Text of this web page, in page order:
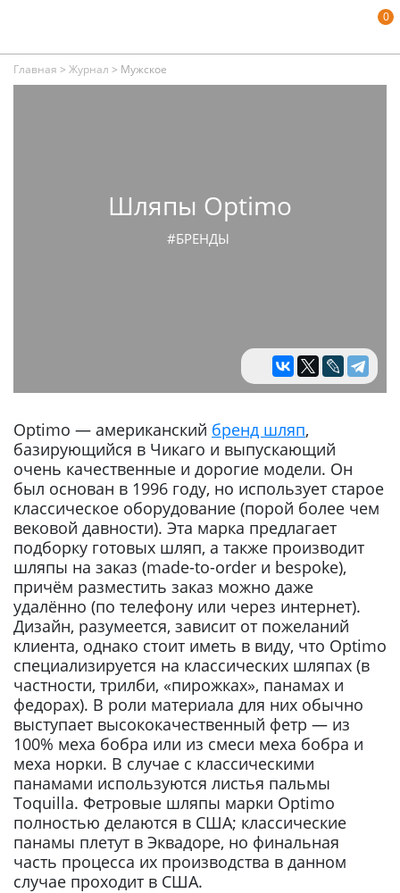
0
Главная > Журнал > Мужское
Шляпы Optimo
#БРЕНДЫ
Optimo — американский бренд шляп,
базирующийся в Чикаго и выпускающий
очень качественные и дорогие модели. Он
был основан в 1996 году, но использует старое
классическое оборудование (порой более чем
вековой давности). Эта марка предлагает
подборку готовых шляп, а также производит
шляпы на заказ (made-to-order и bespoke),
причём разместить заказ можно даже
удалённо (по телефону или через интернет).
Дизайн, разумеется, зависит от пожеланий
клиента, однако стоит иметь в виду, что Optimo
специализируется на классических шляпах (в
частности, трилби, «пирожках», панамах и
федорах). В роли материала для них обычно
выступает высококачественный фетр — из
100% меха бобра или из смеси меха бобра и
меха норки. В случае с классическими
панамами используются листья пальмы
Toquilla. Фетровые шляпы марки Optimo
полностью делаются в США; классические
панамы плетут в Эквадоре, но финальная
часть процесса их производства в данном
случае проходит в США.